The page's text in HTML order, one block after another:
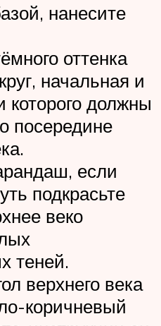
нанесите
оттенка
начальная и
которого должны
посередине
если
подкрасьте
веко
теней.
верхнего века
коричневый